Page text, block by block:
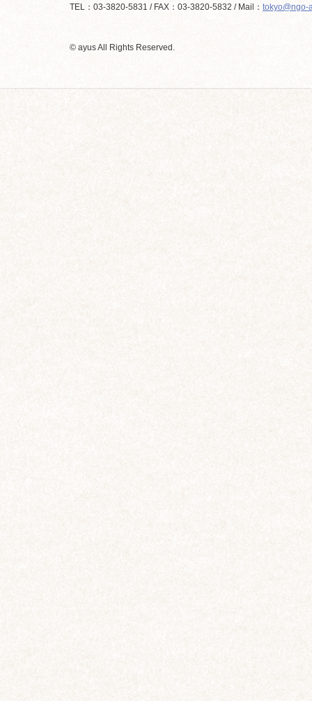
TEL：03-3820-5831 / FAX：03-3820-5832 / Mail： tokyo@ngo-
© ayus All Rights Reserved.